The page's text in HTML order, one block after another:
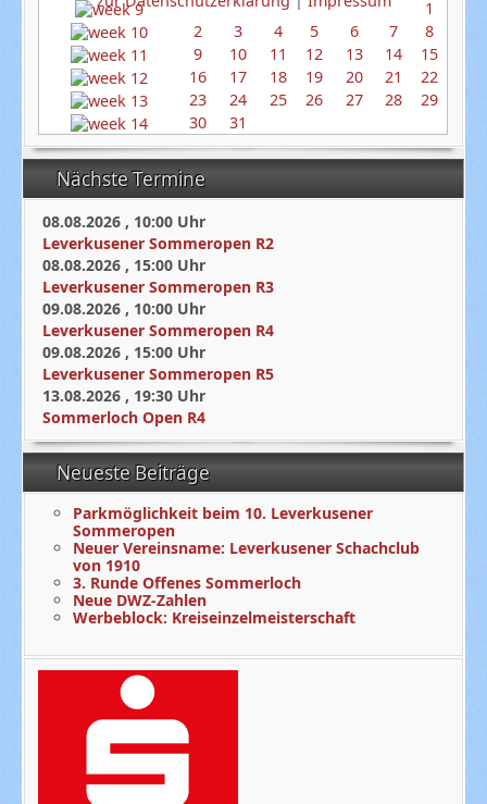
1
2
3 4 5 6 7
8
9
10 11 12 13 14
15
16
17 18 19 20 21
22
23
24 25 26 27 28
29
30
31
Nächste Termine
08.08.2026 , 10:00 Uhr
Leverkusener Sommeropen R2
08.08.2026 , 15:00 Uhr
Leverkusener Sommeropen R3
09.08.2026 , 10:00 Uhr
Leverkusener Sommeropen R4
09.08.2026 , 15:00 Uhr
Leverkusener Sommeropen R5
13.08.2026 , 19:30 Uhr
Sommerloch Open R4
Neueste Beiträge
Parkmöglichkeit beim 10. Leverkusener
Sommeropen
Neuer Vereinsname: Leverkusener Schachclub
von 1910
3. Runde Offenes Sommerloch
Neue DWZ-Zahlen
Werbeblock: Kreiseinzelmeisterschaft